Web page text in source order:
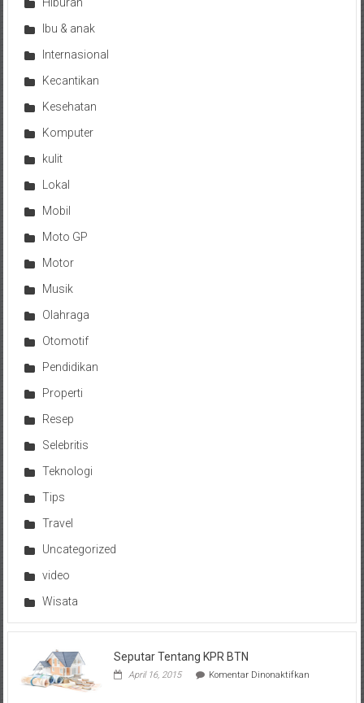
Ibu & anak
Internasional
Kecantikan
Kesehatan
Komputer
kulit
Lokal
Mobil
Moto GP
Motor
Musik
Olahraga
Otomotif
Pendidikan
Properti
Resep
Selebritis
Teknologi
Tips
Travel
Uncategorized
video
Wisata
Seputar Tentang KPR BTN
April 16, 2015 Komentar Dinonaktifkanpada